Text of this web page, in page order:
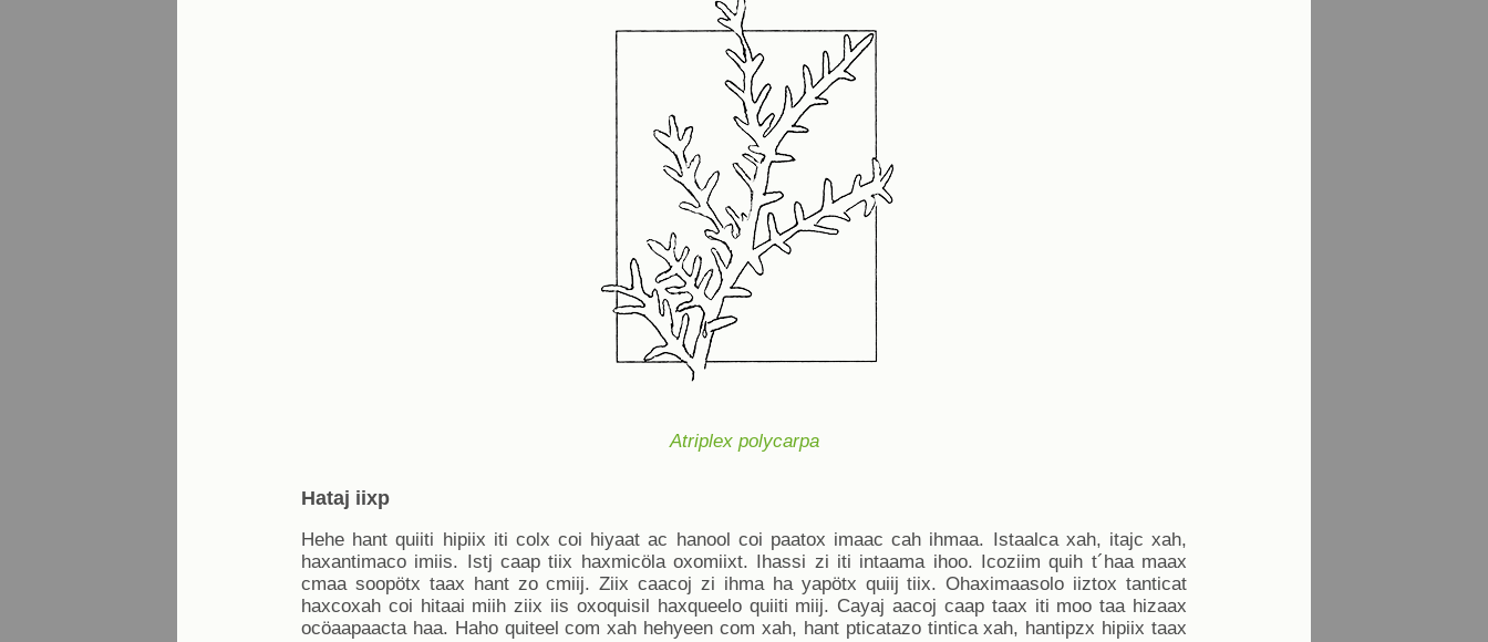
Atriplex polycarpa
Hataj iixp
Hehe hant quiiti hipiix iti colx coi hiyaat ac hanool coi paatox imaac cah ihmaa. Istaalca xah, itajc xah,
haxantimaco imiis. Istj caap tiix haxmicöla oxomiixt. Ihassi zi iti intaama ihoo. Icoziim quih t´haa maax
cmaa soopötx taax hant zo cmiij. Ziix caacoj zi ihma ha yapötx quiij tiix. Ohaximaasolo iiztox tanticat
haxcoxah coi hitaai miih ziix iis oxoquisil haxqueelo quiiti miij. Cayaj aacoj caap taax iti moo taa hizaax
ocöaapaacta haa. Haho quiteel com xah hehyeen com xah, hant pticatazo tintica xah, hantipzx hipiix taax